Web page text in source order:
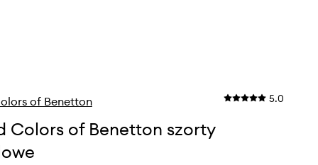
of Benetton 5.0
Colors of Benetton szorty